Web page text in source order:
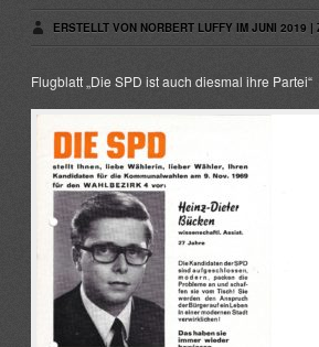
ERSTELLT VON NORBERT LUFFY IM JUNI 2019
Flugblatt „Die SPD ist auch diesmal ihre